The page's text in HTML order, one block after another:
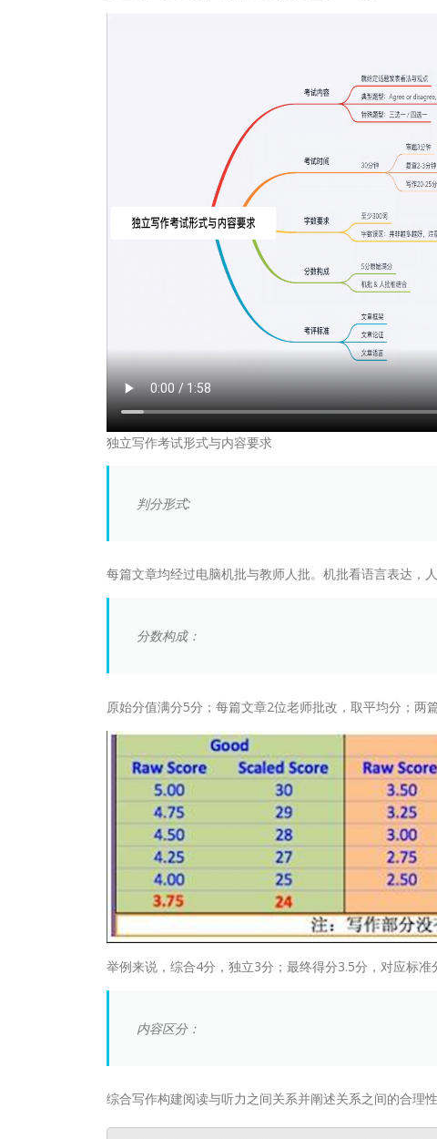
独立写作考试形式与内容要求
判分形式:
每篇文章均经过电脑机批与教师人批。机批看语言表达，
分数构成：
原始分值满分5分；每篇文章2位老师批改，取平均分；两
举例来说，综合4分，独立3分；最终得分3.5分，对应标准
内容区分：
综合写作构建阅读与听力之间关系并阐述关系之间的合理性